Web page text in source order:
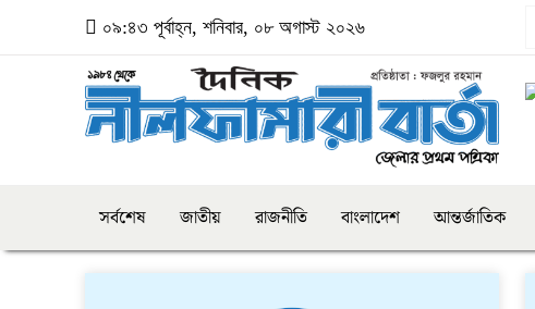
০৯:৪৩ পূর্বাহ্ন, শনিবার, ০৮ অগাস্ট ২০২৬
সর্বশেষ জাতীয় রাজনীতি বাংলাদেশ আন্তর্জাতিক